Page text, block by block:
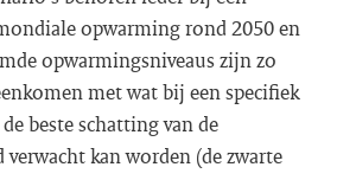
opwarming rond 2050 en
opwarmingsniveaus zijn zo
met wat bij een specifiek
beste schatting van de
kan worden (de zwarte